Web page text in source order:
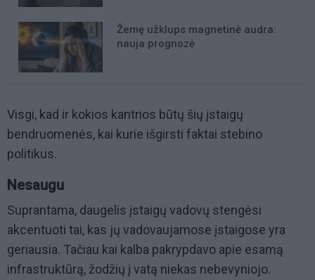
Žemę užklups magnetinė audra:
nauja prognozė
Visgi, kad ir kokios kantrios būtų šių įstaigų
bendruomenės, kai kurie išgirsti faktai stebino
politikus.
Nesaugu
Suprantama, daugelis įstaigų vadovų stengėsi
akcentuoti tai, kas jų vadovaujamose įstaigose yra
geriausia. Tačiau kai kalba pakrypdavo apie esamą
infrastruktūrą, žodžių į vatą niekas nebevyniojo.